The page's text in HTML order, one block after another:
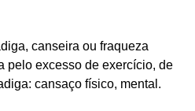
canseira ou fraqueza
pelo excesso de exercício, de
cansaço físico, mental.